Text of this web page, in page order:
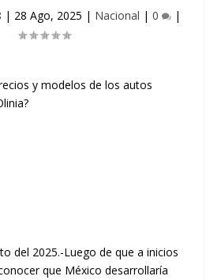
| 28 Ago, 2025 | Nacional | 0 |
del 2025.-Luego de que a inicios
que México desarrollaría